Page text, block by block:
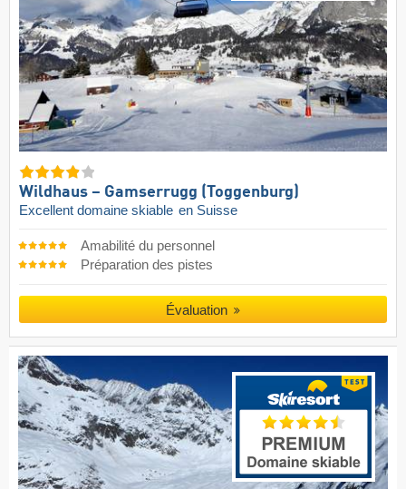
Wildhaus – Gamserrugg (Toggenburg)
Excellent domaine skiable en Suisse
Amabilité du personnel
Préparation des pistes
Évaluation